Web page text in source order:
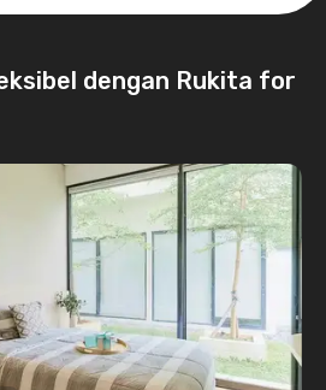
dengan Rukita for